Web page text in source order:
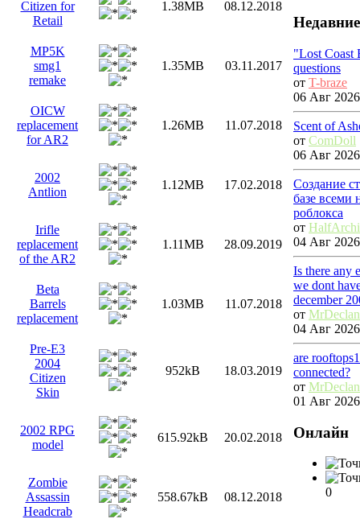
Citizen for
Retail
1.38MB 08.12.2018
MP5K
smg1
remake
1.35MB 03.11.2017
OICW
replacement
for AR2
1.26MB 11.07.2018
2002
Antlion
1.12MB 17.02.2018
Irifle
replacement
of the AR2
1.11MB 28.09.2019
Beta
Barrels
replacement
1.03MB 11.07.2018
Pre-E3
2004
Citizen
Skin
952kB 18.03.2019
2002 RPG
model
615.92kB 20.02.2018
Zombie
Assassin
Headcrab
558.67kB 08.12.2018
"Lost Coast
questions
от T-braze
06 Авг
Scent of
от ComDoll
06 Авг
Создание
базе всеми
роблокса
от
04 Авг
Is there any
we dont
december
от
04 Авг
are
connected?
от
01 Авг
Онлайн
0